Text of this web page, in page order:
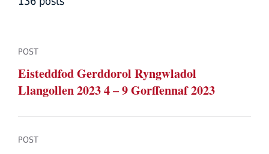
POST
Eisteddfod Gerddorol Ryngwladol
Llangollen 2023 4 – 9 Gorffennaf 2023
POST